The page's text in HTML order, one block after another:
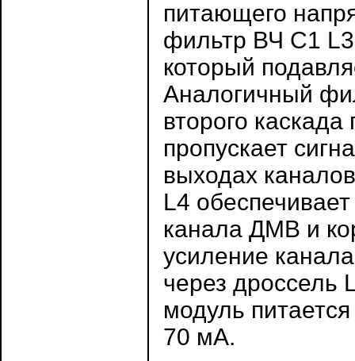
питающего
фильтр ВЧ C1
который
Аналогичный
второго
пропускает
выходах
L4
канала ДМВ и
усиление
через дроссель
модуль
70 мА.